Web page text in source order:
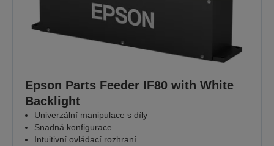
Epson Parts Feeder IF80 with White
Backlight
Univerzální manipulace s díly
Snadná konfigurace
Intuitivní ovládací rozhraní